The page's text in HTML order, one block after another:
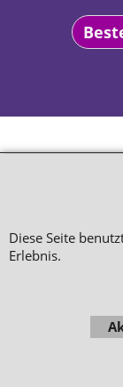
Diese Seite
Erlebnis.